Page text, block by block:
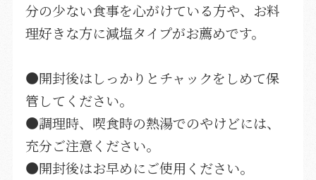
分の少ない食事を心がけている方や、お料
理好きな方に減塩タイプがお薦めです。
●開封後はしっかりとチャックをしめて保
管してください。
●調理時、喫食時の熱湯でのやけどには、
充分ご注意ください。
●開封後はお早めにご使用ください。